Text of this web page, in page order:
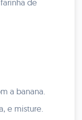
de
a banana.
e misture.